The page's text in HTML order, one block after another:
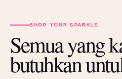
SHOP YOUR SPARKLE
Semua yang
butuhkan